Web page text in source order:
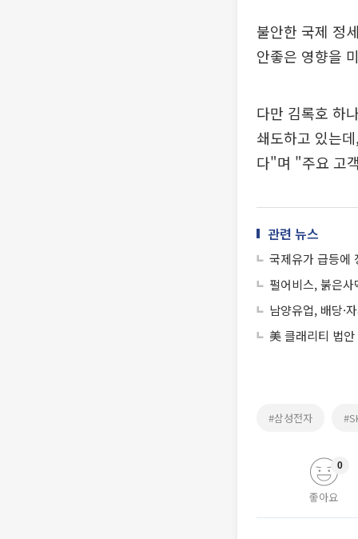
불안한 국제 정
안좋은 영향을
다만 김록호 하
쇄도하고 있는
다"며 "주요 고
관련 뉴스
국제유가 급등
펄어비스, 붉은
남양유업, 배당·
美 클래리티 법
#삼성전자
좋아요
0